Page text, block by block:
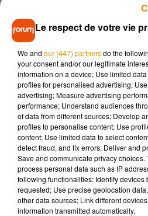
aussi diffuser des huiles
Bluetooth intégrée pour pouvoir
profiter de votre musique (ou de
pendant la douche !
Buddy le robot
C’est un peu le copain de la
choses : tenir une conversation,
savoir avec qui il communique,
venir vous rappeler vos rendez-
quand vous n’êtes pas là… On
main libres pour le smartphone. Il
tellement de succès qu’il est
stock !
Le respect de votre vie
We and our (447) partnersdo the
your consent and/or our legitimate
information on a device; Use limited
profiles for personalised advertising;
advertising; Measure advertising
performance; Understand audiences
of data from different sources; Develop
profiles to personalise content; Use
content; Use limited data to select
detect fraud, and fix errors; Deliver and
Save and communicate privacy
process personal data such as IP
following functionalities: Identify
requested; Use precise geolocation
other data sources; Link different
information transmitted automatically.